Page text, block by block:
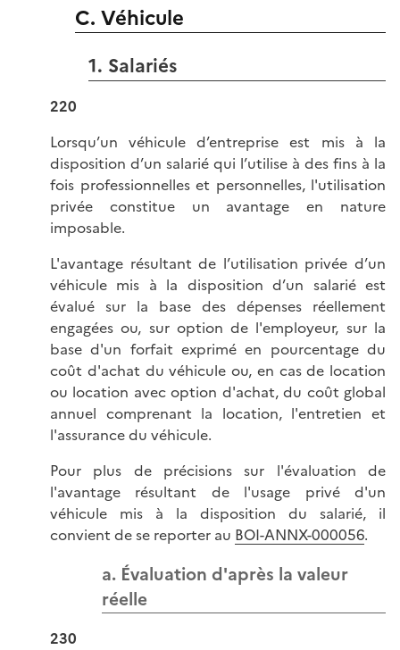
C. Véhicule
1. Salariés
220
Lorsqu’un véhicule d’entreprise est mis à la
disposition d’un salarié qui l’utilise à des fins à la
fois professionnelles et personnelles, l'utilisation
privée constitue un avantage en nature
imposable.
L'avantage résultant de l’utilisation privée d’un
véhicule mis à la disposition d’un salarié est
évalué sur la base des dépenses réellement
engagées ou, sur option de l'employeur, sur la
base d'un forfait exprimé en pourcentage du
coût d'achat du véhicule ou, en cas de location
ou location avec option d'achat, du coût global
annuel comprenant la location, l'entretien et
l'assurance du véhicule.
Pour plus de précisions sur l'évaluation de
l'avantage résultant de l'usage privé d'un
véhicule mis à la disposition du salarié, il
convient de se reporter au BOI-ANNX-000056.
a. Évaluation d'après la valeur
réelle
230